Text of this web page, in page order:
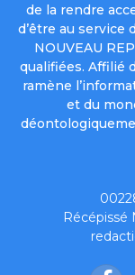
de la rendre
d’être au service
NOUVEAU
qualifiées. Affilié
ramène
et du
Récépissé